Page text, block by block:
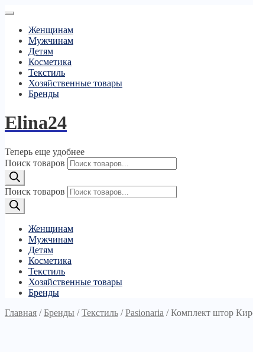
Женщинам
Мужчинам
Детям
Косметика
Текстиль
Хозяйственные товары
Бренды
Elina24
Теперь еще удобнее
Поиск товаров
Поиск товаров
Женщинам
Мужчинам
Детям
Косметика
Текстиль
Хозяйственные товары
Бренды
Главная /Бренды /Текстиль /Pasionaria /Комплект штор